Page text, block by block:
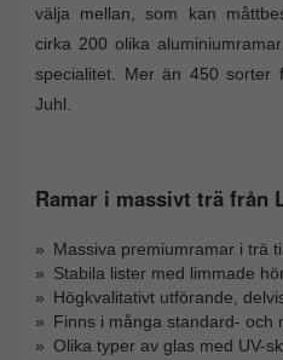
välja mellan, som kan
cirka 200 olika
specialitet. Mer än 450 sorter
Juhl.
Ramar i massivt trä från
Massiva premiumramar i trä
Stabila lister med limmade
Högkvalitativt utförande,
Finns i många standard- och
Olika typer av glas med UV-